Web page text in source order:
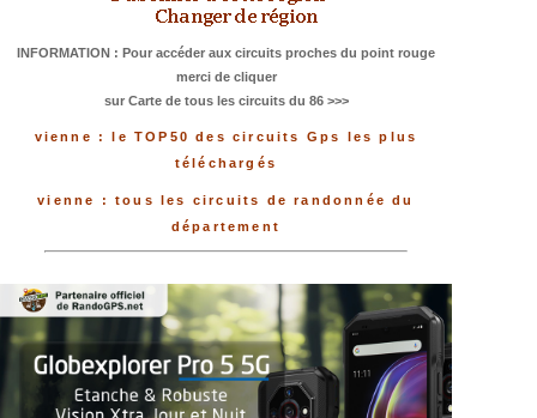
INFORMATION : Pour accéder aux circuits proches du point rouge
merci de cliquer
sur Carte de tous les circuits du 86 >>>
vienne : le TOP50 des circuits Gps les plus
téléchargés
vienne : tous les circuits de randonnée du
département